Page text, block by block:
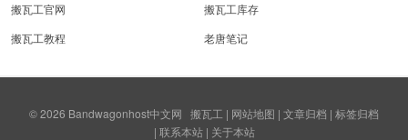
搬瓦工官网
搬瓦工库存
搬瓦工教程
老唐笔记
© 2026 Bandwagonhost中文网 搬瓦工 | 网站地图 | 文章归档 | 标签归档
| 联系本站| 关于本站